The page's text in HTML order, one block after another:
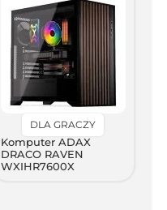
DLA GRACZY
Komputer ADAX
DRACO RAVEN
WXIHR7600X